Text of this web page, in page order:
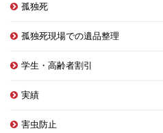
孤独死
孤独死現場での遺品整理
学生・高齢者割引
実績
害虫防止